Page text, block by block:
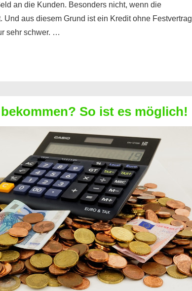
an die Kunden. Besonders nicht, wenn die
aus diesem Grund ist ein Kredit ohne Festvertrag
sehr schwer. …
So ist es möglich!